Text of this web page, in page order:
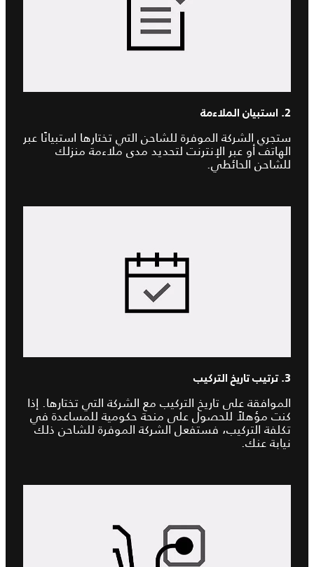
2. استبيان الملاءمة
ستجري الشركة الموفرة للشاحن التي تختارها استبيانًا عبر
الهاتف أو عبر الإنترنت لتحديد مدى ملاءمة منزلك
للشاحن الحائطي.
3. ترتيب تاريخ التركيب
الموافقة على تاريخ التركيب مع الشركة التي تختارها. إذا
كنت مؤهلاً للحصول على منحة حكومية للمساعدة في
تكلفة التركيب، فستفعل الشركة الموفرة للشاحن ذلك
نيابة عنك.